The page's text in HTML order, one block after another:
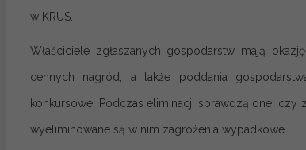
w KRUS.
Właściciele zgłaszanych gospodarstw mają
cennych nagród, a także poddania
konkursowe. Podczas eliminacji sprawdzą one,
wyeliminowane są w nim zagrożenia wypadkowe.